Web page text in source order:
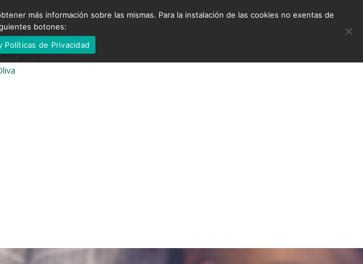
más información sobre las mismas. Para la instalación de las cookies no exentas de
botones:
Políticas de Privacidad